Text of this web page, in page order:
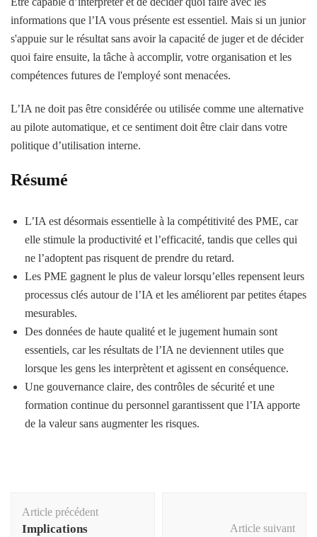
informations que l’IA vous présente est essentiel. Mais si un junior
s'appuie sur le résultat sans avoir la capacité de juger et de décider
quoi faire ensuite, la tâche à accomplir, votre organisation et les
compétences futures de l'employé sont menacées.
L’IA ne doit pas être considérée ou utilisée comme une alternative
au pilote automatique, et ce sentiment doit être clair dans votre
politique d’utilisation interne.
Résumé
L’IA est désormais essentielle à la compétitivité des PME, car
elle stimule la productivité et l’efficacité, tandis que celles qui
ne l’adoptent pas risquent de prendre du retard.
Les PME gagnent le plus de valeur lorsqu’elles repensent leurs
processus clés autour de l’IA et les améliorent par petites étapes
mesurables.
Des données de haute qualité et le jugement humain sont
essentiels, car les résultats de l’IA ne deviennent utiles que
lorsque les gens les interprètent et agissent en conséquence.
Une gouvernance claire, des contrôles de sécurité et une
formation continue du personnel garantissent que l’IA apporte
de la valeur sans augmenter les risques.
d'article
Article précédent
Implications
Article suivant